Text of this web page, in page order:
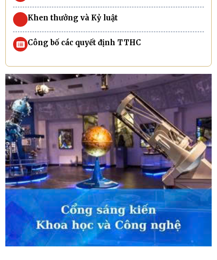
Khen thưởng và Kỷ luật
Công bố các quyết định TTHC